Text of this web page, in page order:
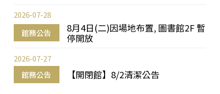
館務公告
8月4日(二)因場地布置, 圖書館2F 暫
停開放
2026-07-28
館務公告 【開閉館】8/2清潔公告
2026-07-27